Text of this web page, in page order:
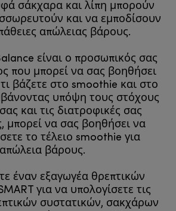
σάκχαρα και λίπη μπορούν
και να εμποδίσουν
απώλειας βάρους.
είναι ο προσωπικός σας
που μπορεί να σας βοηθήσει
βάζετε στο smoothie και στο
υπόψη τους στόχους
και τις διατροφικές σας
μπορεί να σας βοηθήσει να
το τέλειο smoothie για
απώλεια βάρους.
έναν εξαγωγέα θρεπτικών
για να υπολογίσετε τις
συστατικών, σακχάρων